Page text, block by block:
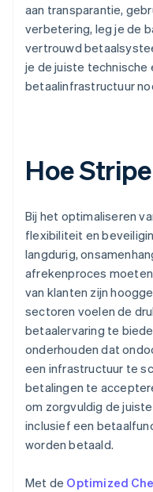
aan transparantie,
verbetering, leg je de
vertrouwd
je de juiste technische
betaalinfrastructuur
Hoe
Bij het optimaliseren
flexibiliteit en
langdurig,
afrekenproces
van klanten zijn
sectoren voelen de
betaalervaring te
onderhouden dat
een infrastructuur te
betalingen te
om zorgvuldig de
inclusief een
worden betaald.
Met de Optimized